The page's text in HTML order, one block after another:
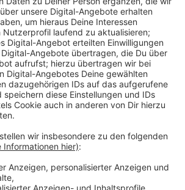
Familien, Mitglieder
und alle, die einen rundum
inklusive Urlaubsfeeling
werden auch in diesem Jahr
Wer möchte, kann sich
beim Stand-Up-Paddling
sich auf dem Actionparcours, der
im Waldsee
Für das leibliche Wohl ist
und Getränkeständen
Ab 20 Uhr geht der Tag am
über. Gäste ab 18 Jahren
und Sonnenuntergang bis tief